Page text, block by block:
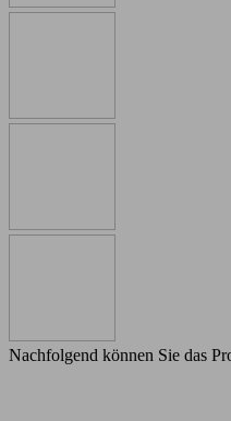
Nachfolgend können Sie das